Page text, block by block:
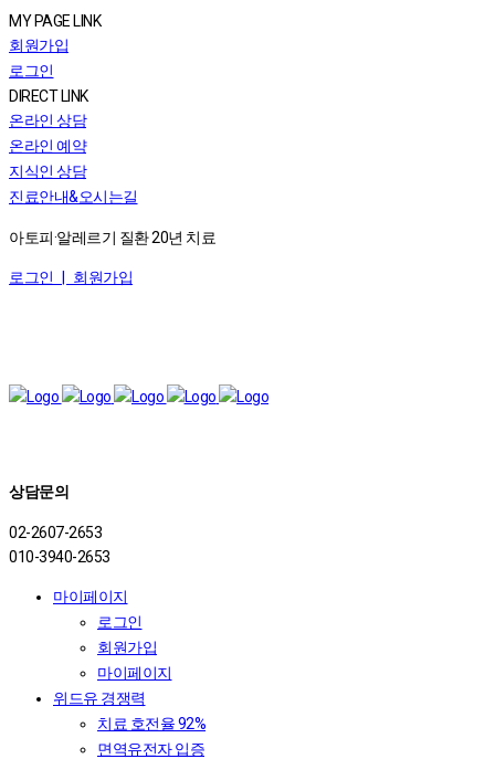
MY PAGE LINK
회원가입
로그인
DIRECT LINK
온라인 상담
온라인 예약
지식인 상담
진료안내&오시는길
아토피·알레르기 질환 20년 치료
로그인 | 회원가입
상담문의
02-2607-2653
010-3940-2653
마이페이지
로그인
회원가입
마이페이지
위드유 경쟁력
치료 호전율 92%
면역유전자 입증